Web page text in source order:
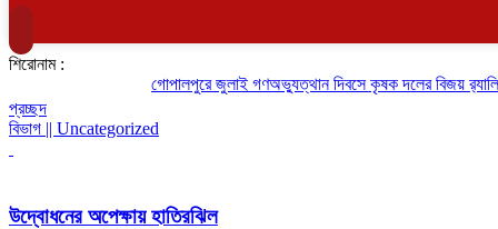
শিরোনাম :
গোপালপুরে জুলাই গণঅভ্যুত্থান দিবসে কৃষক দলের বিজয় র‍্যালি
প্রচ্ছদ
বিভাগ || Uncategorized
উদ্বোধনের অপেক্ষায় হাতিরঝিল